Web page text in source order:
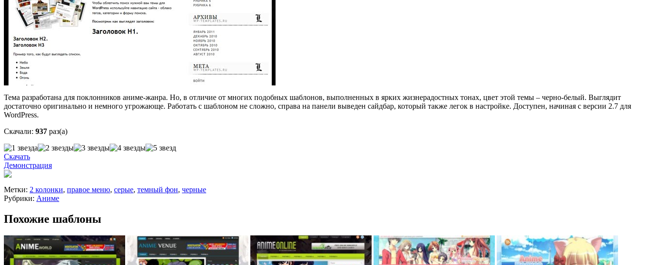
Тема разработана для поклонников аниме-жанра. Но, в отличие от многих подобных шаблонов, выполненных в ярких жизнерадостных тонах, цвет этой темы – черно-белый. Выглядит
достаточно оригинально и немного угрожающе. Работать с шаблоном не сложно, справа на панели выведен сайдбар, который также легок в настройке. Доступен, начиная с версии 2.7 для
WordPress.
Скачали: 937 раз(а)
Скачать
Демонстрация
Метки: 2 колонки, правое меню, серые, темный фон, черные
Рубрики: Аниме
Похожие шаблоны